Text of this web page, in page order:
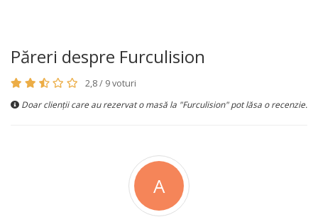
Păreri despre Furculision
2,8 / 9 voturi
Doar clienții care au rezervat o masă la "Furculision" pot lăsa o recenzie.
A